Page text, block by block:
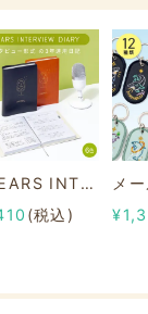
3 YEARS INTERVIEW DIARY
(税込)